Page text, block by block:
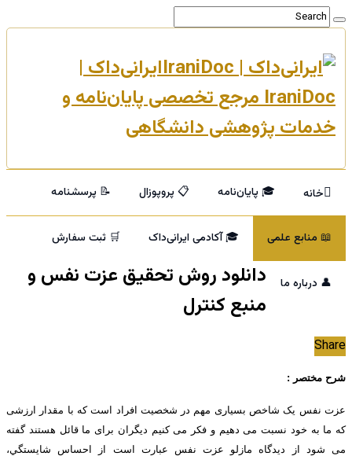
ایرانی‌داک |
IraniDoc مرجع تخصصی پایان‌نامه و
خدمات پژوهشی دانشگاهی
خانه 🎓 پایان‌نامه 📋 پروپوزال 📝 پرسشنامه
📖 منابع علمی 🎓 آکادمی ایرانی‌داک 🛒 ثبت سفارش
👤 درباره ما
دانلود روش تحقیق عزت نفس و
منبع كنترل
Share
شرح مختصر :
عزت نفس یک شاخص بسیاری مهم در شخصیت افراد است که با مقدار ارزشی
که ما به خود نسبت می دهیم و فکر می کنیم دیگران برای ما قائل هستند گفته
می شود از ديدگاه مازلو عزت نفس عبارت است از احساس شايستگي،